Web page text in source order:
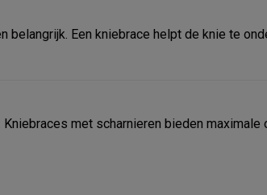
Een kniebrace helpt de knie te
met scharnieren bieden maximale